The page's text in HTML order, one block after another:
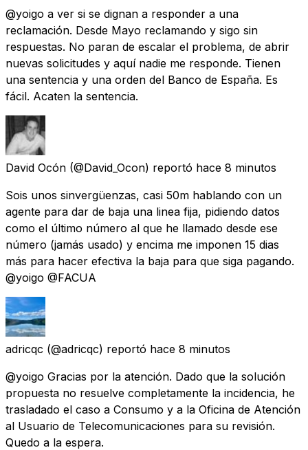
@yoigo a ver si se dignan a responder a una
reclamación. Desde Mayo reclamando y sigo sin
respuestas. No paran de escalar el problema, de abrir
nuevas solicitudes y aquí nadie me responde. Tienen
una sentencia y una orden del Banco de España. Es
fácil. Acaten la sentencia.
David Ocón (@David_Ocon) reportó hace 8 minutos
Sois unos sinvergüenzas, casi 50m hablando con un
agente para dar de baja una linea fija, pidiendo datos
como el último número al que he llamado desde ese
número (jamás usado) y encima me imponen 15 dias
más para hacer efectiva la baja para que siga pagando.
@yoigo @FACUA
adricqc (@adricqc) reportó hace 8 minutos
@yoigo Gracias por la atención. Dado que la solución
propuesta no resuelve completamente la incidencia, he
trasladado el caso a Consumo y a la Oficina de Atención
al Usuario de Telecomunicaciones para su revisión.
Quedo a la espera.